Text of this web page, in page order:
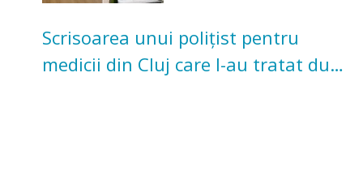
Scrisoarea unui polițist pentru
medicii din Cluj care l-au tratat după